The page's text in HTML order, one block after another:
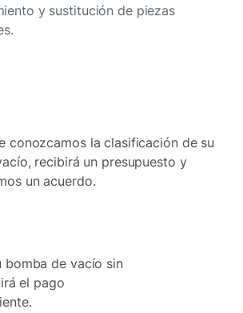
y sustitución de piezas
conozcamos la clasificación de su
recibirá un presupuesto y
un acuerdo.
bomba de vacío sin
el pago